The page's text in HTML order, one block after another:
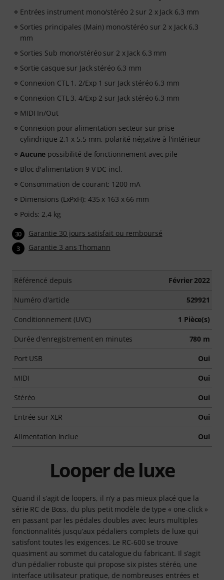
Entrées instrument mono/stéréo 2 sur 2 x Jack 6,3 mm
Sorties principales (Main) mono/stéréo sur 2 x Jack 6,3
mm
Sorties Sub mono/stéréo sur 2 x Jack 6,3 mm
Sortie casque sur Jack stéréo 6,3 mm
Connexion CTL 1, 2/Exp 1 sur Jack stéréo 6,3 mm
Connexion CTL 3, 4/Exp 2 sur Jack stéréo 6,3 mm
MIDI In/Out
Connexion pour alimentation secteur sur prise
cylindrique 2,1 x 5,5 mm, polarité négative à l'intérieur
Aucune possibilité de fonctionnement avec pile
Bloc d'alimentation 9 V DC incl.
Consommation de courant: 1200 mA
Dimensions (LxPxH): 435 x 163 x 66 mm
Poids: 2,4 kg
30 Garantie 30 jours satisfait ou remboursé
3 Garantie 3 ans Thomann
Référencé depuis Février 2022
Numéro d'article 529921
Conditionnement (UVC) 1 Pièce(s)
Durée d'enregistrement en minutes 780 m
Port USB Oui
MIDI Oui
Stéréo Oui
Entrée sur XLR Oui
Alimentation inclue Oui
Looper de luxe
Quand il s’agit de loopers, il n’y a pas mieux placé que la
série RC de Boss, du plus petit modèle de type « one-click »
en passant par les pédales doubles avec leurs multiples
fonctionnalités jusqu’aux pédaliers complets de luxe qui
satisfont toutes les exigences. Le RC-600 se trouve
quasiment au sommet du catalogue du fabricant. Il s’agit
d’un pédalier robuste qui propose six pistes stéréo, une
interface utilisateur pratique, de nombreuses entrées et